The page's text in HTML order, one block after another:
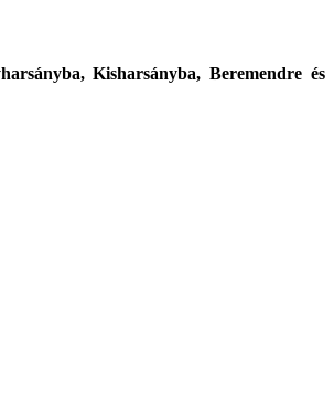
Kisharsányba, Beremendre és